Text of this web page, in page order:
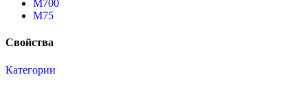
М700
М75
Свойства
Категории